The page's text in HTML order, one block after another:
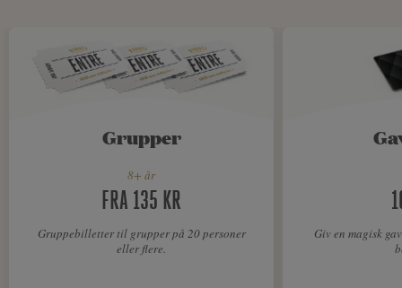
Grupper
8+ år
FRA 135 KR
Gruppebilletter til grupper på 20 personer
eller flere.
Giv en magisk